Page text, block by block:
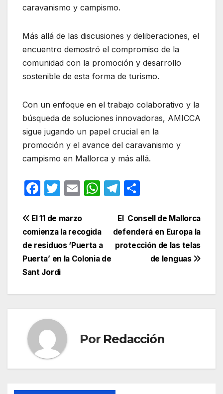
caravanismo y campismo.
Más allá de las discusiones y deliberaciones, el
encuentro demostró el compromiso de la
comunidad con la promoción y desarrollo
sostenible de esta forma de turismo.
Con un enfoque en el trabajo colaborativo y la
búsqueda de soluciones innovadoras, AMICCA
sigue jugando un papel crucial en la
promoción y el avance del caravanismo y
campismo en Mallorca y más allá.
F
c
e
b
o
k
T
itt
er
E
ail
W
s
A
p
T
e
gr
a
m
p
ar
tir
Navegación
de
entradas
El Consell de Mallorca
defenderá en Europa la
protección de las telas
de lenguas
El 11 de marzo
comienza la recogida
de residuos ‘Puerta a
Puerta’ en la Colonia de
Sant Jordi
Por Redacción